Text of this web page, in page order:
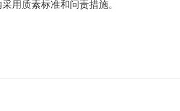
用质素标准和问责措施。